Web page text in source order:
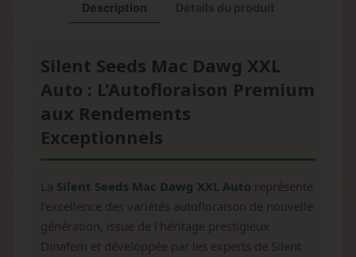
Description
Silent Seeds Mac Dawg XXL
Auto : L'Autofloraison Premium
aux Rendements
Exceptionnels
La Silent Seeds Mac Dawg XXL Auto représente
l'excellence des variétés autofloraison de nouvelle
génération, issue de l'héritage prestigieux
Dinafem et développée par les experts de Silent